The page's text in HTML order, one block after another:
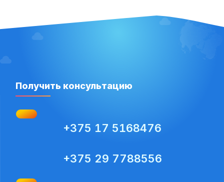
Получить консультацию
+375 17 5168476
+375 29 7788556